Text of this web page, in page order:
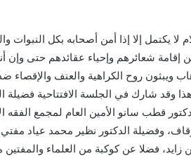
لا يكتمل إلا إذا أمن أصحابه بكل النبوات
إقامة شعائرهم وإحياء عقائدهم حتى وإن
ويبثون روح الكراهية والعنف والإقصاء ضد
وقد شارك في الجلسة الافتتاحية فضيلة
قطب سانو الأمين العام لمجمع الفقه
وفضيلة الدكتور نظير محمد عياد
فضلا عن كوكبة من العلماء والمفتين